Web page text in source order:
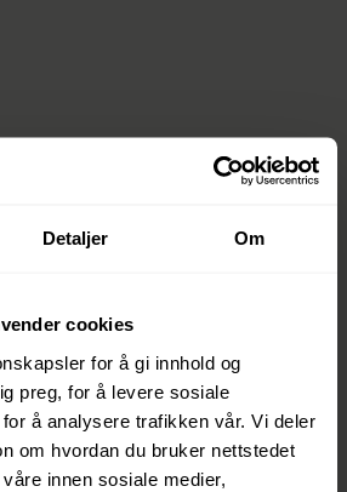
Detaljer Om
cookies
for å gi innhold og
preg, for å levere sosiale
å analysere trafikken vår. Vi deler
om hvordan du bruker nettstedet
innen sosiale medier,
you were looking